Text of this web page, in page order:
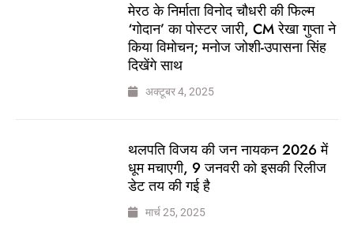
मेरठ के निर्माता विनोद चौधरी की फिल्म
‘गोदान’ का पोस्टर जारी, CM रेखा गुप्ता ने
किया विमोचन; मनोज जोशी-उपासना सिंह
दिखेंगे साथ
अक्टूबर 4, 2025
थलपति विजय की जन नायकन 2026 में
धूम मचाएगी, 9 जनवरी को इसकी रिलीज
डेट तय की गई है
मार्च 25, 2025